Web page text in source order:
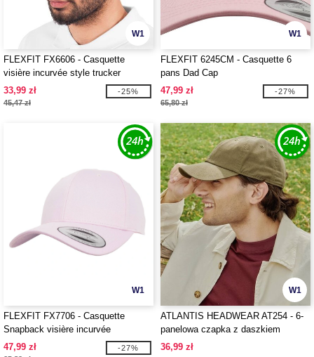
W1
FLEXFIT FX6606 - Casquette
visière incurvée style trucker
33,99 zł
45,47 zł
-25%
W1
FLEXFIT 6245CM - Casquette 6
pans Dad Cap
47,99 zł
65,80 zł
-27%
W1
FLEXFIT FX7706 - Casquette
Snapback visière incurvée
47,99 zł
-27%
W1
ATLANTIS HEADWEAR AT254 - 6-
panelowa czapka z daszkiem
36,99 zł